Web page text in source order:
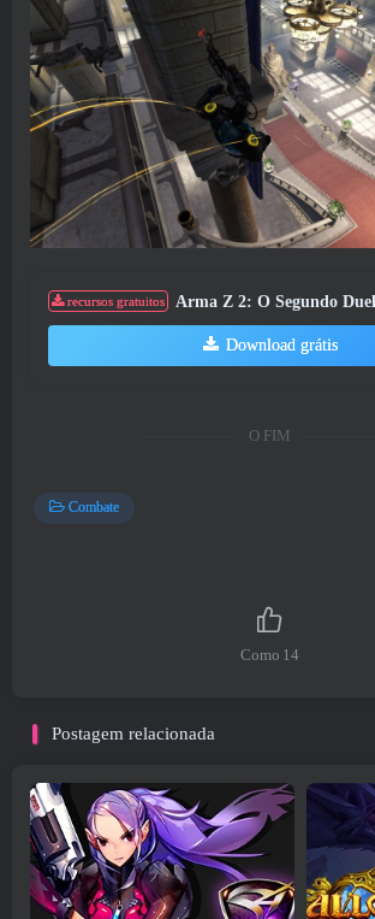
recursos gratuitos Arma Z 2: O Segundo
Download grátis
O FIM
Combate
Como 14
Postagem relacionada